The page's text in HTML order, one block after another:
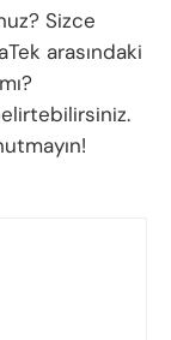
Sizce
arasındaki